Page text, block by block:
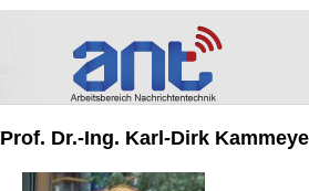
Prof. Dr.-Ing. Karl-Dirk